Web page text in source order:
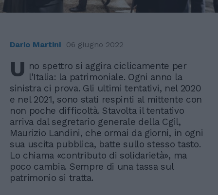
Dario Martini 06 giugno 2022
U no spettro si aggira ciclicamente per
l'Italia: la patrimoniale. Ogni anno la
sinistra ci prova. Gli ultimi tentativi, nel 2020
e nel 2021, sono stati respinti al mittente con
non poche difficoltà. Stavolta il tentativo
arriva dal segretario generale della Cgil,
Maurizio Landini, che ormai da giorni, in ogni
sua uscita pubblica, batte sullo stesso tasto.
Lo chiama «contributo di solidarietà», ma
poco cambia. Sempre di una tassa sul
patrimonio si tratta.